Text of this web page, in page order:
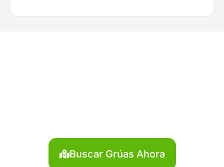
Buscar Grúas Ahora